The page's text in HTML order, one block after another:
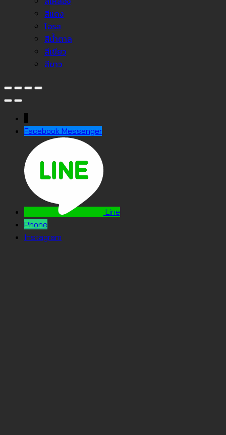
สีแดง
โอรส
สีน้ำตาล
สีเขียว
สีขาว
Facebook Messenger
Line
Phone
Instagram